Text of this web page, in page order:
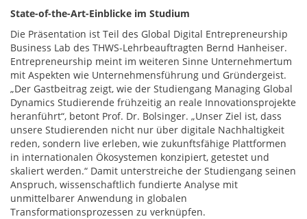
State-of-the-Art-Einblicke im Studium
Die Präsentation ist Teil des Global Digital Entrepreneurship
Business Lab des THWS-Lehrbeauftragten Bernd Hanheiser.
Entrepreneurship meint im weiteren Sinne Unternehmertum
mit Aspekten wie Unternehmensführung und Gründergeist.
„Der Gastbeitrag zeigt, wie der Studiengang Managing Global
Dynamics Studierende frühzeitig an reale Innovationsprojekte
heranführt“, betont Prof. Dr. Bolsinger. „Unser Ziel ist, dass
unsere Studierenden nicht nur über digitale Nachhaltigkeit
reden, sondern live erleben, wie zukunftsfähige Plattformen
in internationalen Ökosystemen konzipiert, getestet und
skaliert werden.“ Damit unterstreiche der Studiengang seinen
Anspruch, wissenschaftlich fundierte Analyse mit
unmittelbarer Anwendung in globalen
Transformationsprozessen zu verknüpfen.